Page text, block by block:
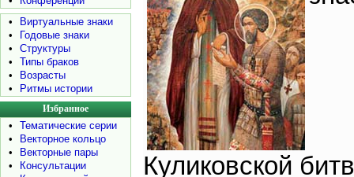
•
Виртуальные знаки
•
Годовые знаки
•
Структуры
•
Типы браков
•
Возрасты
•
Ритмы истории
Избранное
•
Тематические серии
•
Векторное кольцо
•
Векторные пары
•
Консультации
Куликовской